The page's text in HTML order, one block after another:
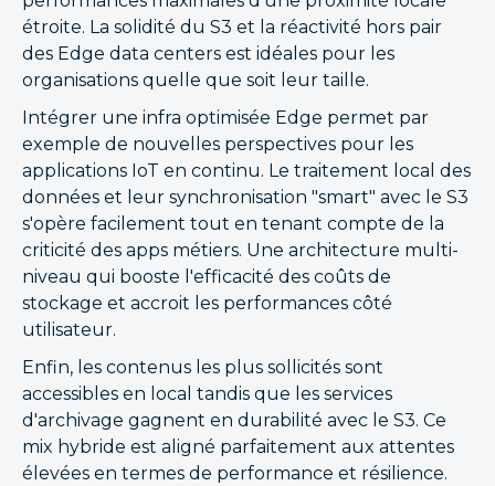
étroite. La solidité du S3 et la réactivité hors pair
des Edge data centers est idéales pour les
organisations quelle que soit leur taille.
Intégrer une infra optimisée Edge permet par
exemple de nouvelles perspectives pour les
applications IoT en continu. Le traitement local des
données et leur synchronisation "smart" avec le S3
s'opère facilement tout en tenant compte de la
criticité des apps métiers. Une architecture multi-
niveau qui booste l'efficacité des coûts de
stockage et accroit les performances côté
utilisateur.
Enfin, les contenus les plus sollicités sont
accessibles en local tandis que les services
d'archivage gagnent en durabilité avec le S3. Ce
mix hybride est aligné parfaitement aux attentes
élevées en termes de performance et résilience.